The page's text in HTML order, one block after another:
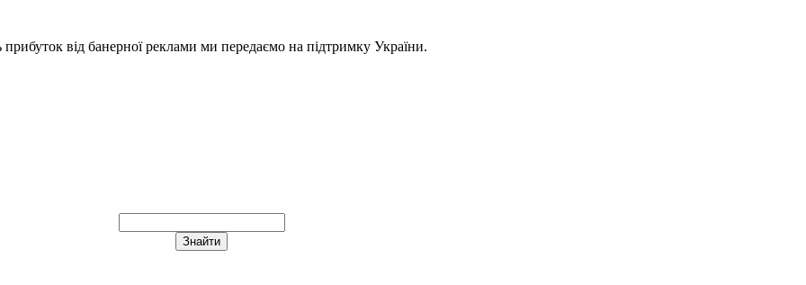
прибуток від банерної реклами ми передаємо на підтримку України.